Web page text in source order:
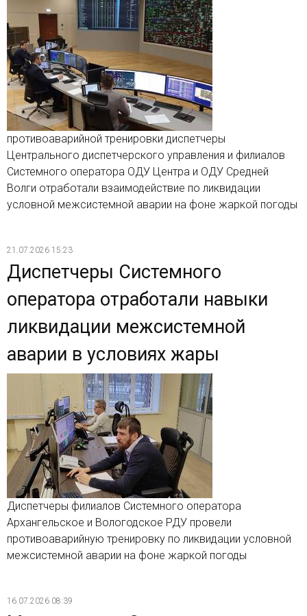
противоаварийной тренировки диспетчеры
Центрального диспетчерского управления и филиалов
Системного оператора ОДУ Центра и ОДУ Средней
Волги отработали взаимодействие по ликвидации
условной межсистемной аварии на фоне жаркой погоды
21.07.2026 15:23
Диспетчеры Системного
оператора отработали навыки
ликвидации межсистемной
аварии в условиях жары
Диспетчеры филиалов Системного оператора
Архангельское и Вологодское РДУ провели
противоаварийную тренировку по ликвидации условной
межсистемной аварии на фоне жаркой погоды
16.07.2026 08:39